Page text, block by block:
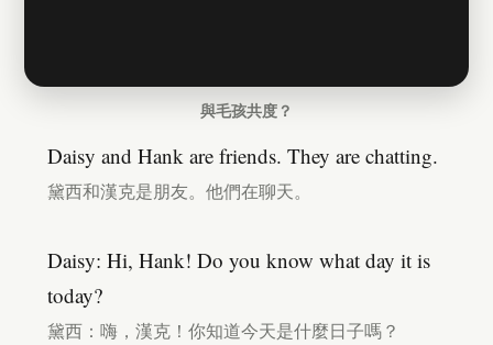
與毛孩共度？
Daisy and Hank are friends. They are chatting.
黛西和漢克是朋友。他們在聊天。
Daisy: Hi, Hank! Do you know what day it is
today?
黛西：嗨，漢克！你知道今天是什麼日子嗎？